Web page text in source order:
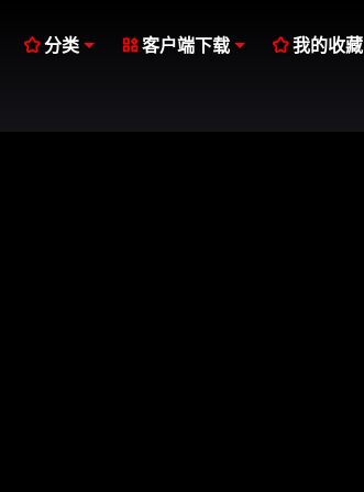
分类 客户端下载 我的收藏